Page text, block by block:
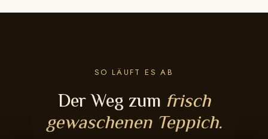
SO LÄUFT ES AB
Der Weg zum frisch
gewaschenen Teppich.